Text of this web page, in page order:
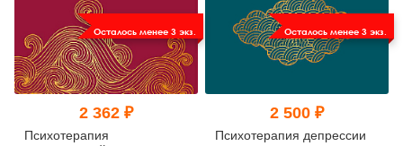
Осталось менее 3 экз.
2 362 ₽
Психотерапия
Осталось менее 3 экз.
2 500 ₽
Психотерапия депрессии